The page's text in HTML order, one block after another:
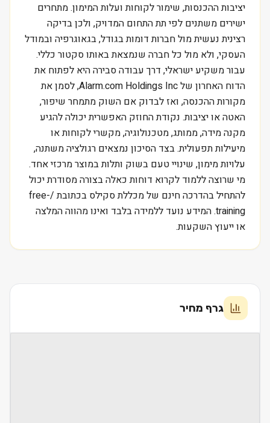
יציבות ההכנסות, שימור לקוחות ועלות המימון. מתחרים
ישירים משתנים לפי תת התחום המדויק, ולכן בדיקה
רצינית נעשית מול חברות דומות בגודל, בגאוגרפיה ובמודל
העסקי, ולא מול כל חברה שנמצאת באותו סקטור כללי.
עבור משקיע ישראלי, דרך עבודה סבירה היא לפתוח את
הדוח האחרון של Alarm.com Holdings Inc, לסמן את
מקורות ההכנסה, ואז לבדוק אם השוק מתמחר שיפור,
האטה או יציבות. נקודת החוזק האפשרית יכולה להגיע
מקנה מידה, ממותג, מטכנולוגיה, מקשרי לקוחות או
מיעילות תפעולית. בצד הסיכון נמצאים רגולציה משתנה,
עלויות מימון, שינויי טעם בשוק ותלות במוצר מרכזי אחד.
מי שרוצה ללמוד לקרוא דוחות כאלה בצורה מסודרת יכול
להתחיל בהדרכה חינם של מכללת סקילס בכתובת /free-
training. המידע נועד ללמידה בלבד ואינו מהווה המלצה
או ייעוץ השקעות.
גרף מחיר